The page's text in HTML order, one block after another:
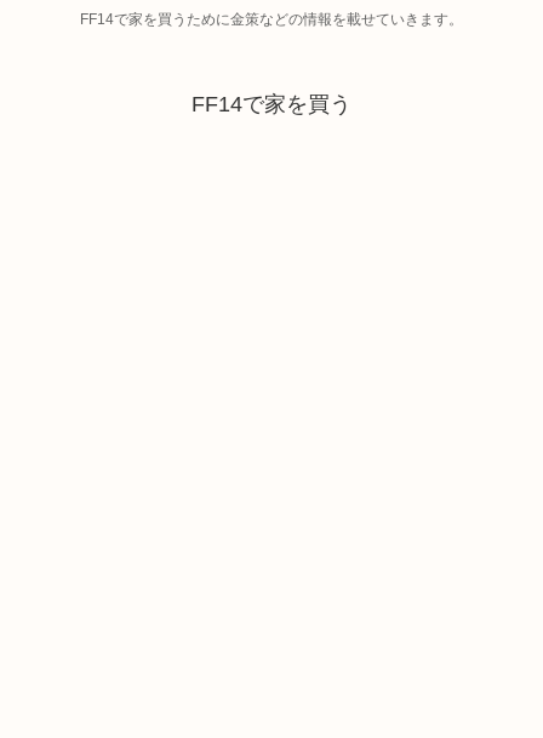
FF14で家を買うために金策などの情報を載せていきます。
FF14で家を買う